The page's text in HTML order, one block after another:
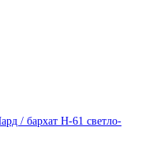
/ бархат H-61 светло-